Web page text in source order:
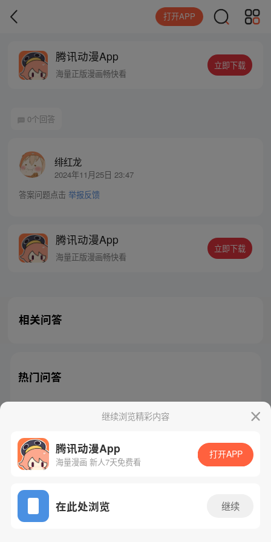
打开APP
腾讯动漫App
海量正版漫画畅快看
立即下载
0个回答
绯红龙
2024年11月25日 23:47
答案问题点击 举报反馈
腾讯动漫App
海量正版漫画畅快看
立即下载
相关问答
热门问答
继续浏览精彩内容
腾讯动漫App
海量漫画 新人7天免费看
打开APP
在此处浏览 继续
腾讯漫画 起点读书 QQ阅读
网站备案/许可证号：粤B2-20090059-5